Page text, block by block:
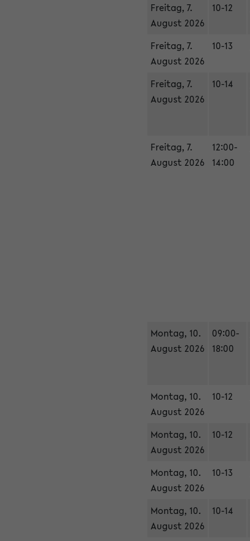
Freitag, 7.
August 2026
10-12
Freitag, 7.
August 2026
10-13
Freitag, 7.
August 2026
10-14
Freitag, 7.
August 2026
12:00-
14:00
Montag, 10.
August 2026
09:00-
18:00
Montag, 10.
August 2026
10-12
Montag, 10.
August 2026
10-12
Montag, 10.
August 2026
10-13
Montag, 10.
August 2026
10-14